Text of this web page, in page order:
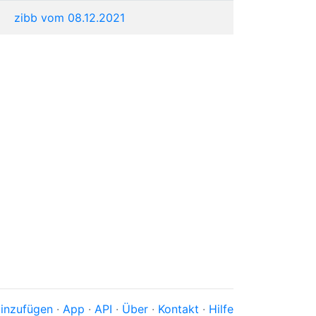
zibb vom 08.12.2021
· App · API · Über · Kontakt · Hilfe